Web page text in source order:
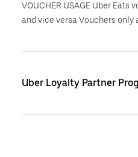
VOUCHER USAGE Uber Eats
and vice versa Vouchers only
Uber Loyalty Partner